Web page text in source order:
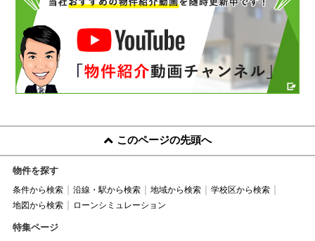
このページの先頭へ
物件を探す
条件から検索 沿線・駅から検索 地域から検索
学校区から検索
地図から検索
ローンシミュレーション
特集ページ